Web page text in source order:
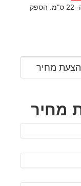
מידות: אורך- 29 ס"מ, עומק- 41 ס"מ, גובה- 22 ס"מ. הספק
מחיר
מחיר